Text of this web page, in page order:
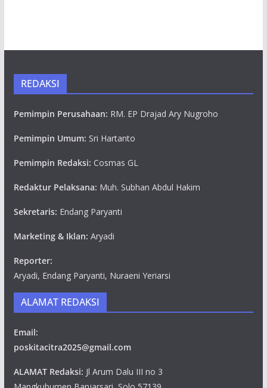
REDAKSI
Pemimpin Perusahaan: RM. EP Drajad Ary Nugroho
Pemimpin Umum: Sri Hartanto
Pemimpin Redaksi: Cosmas GL
Redaktur Pelaksana: Muh. Subhan Abdul Hakim
Sekretaris: Endang Paryanti
Marketing & Iklan: Aryadi
Reporter:
Aryadi, Endang Paryanti, Nuraeni Yeriarsi
ALAMAT REDAKSI
Email:
poskitacitra2025@gmail.com
ALAMAT Redaksi: Jl Arum Dalu III no 3